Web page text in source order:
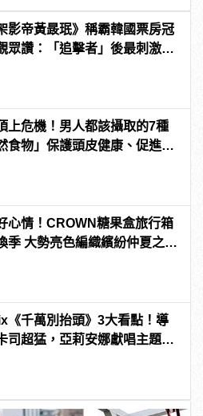
影帝黃晸珉》稱霸韓國票房冠
眾讚：「追擊者」後最刺激的
上危機！男人都該攝取的7種
食物」保護頭皮健康、促進生
心情！CROWN糖果盒旅行箱
季 大勢亮色編織繽紛仲夏之
《千萬別抬頭》3大看點！導
司超猛，亞莉安娜獻唱主題